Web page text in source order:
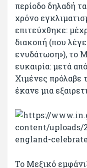
περίοδο δηλαδή
χρόνο
επιτεύχθηκε:
διακοπή (που
ενυδάτωση»), το
ευκαιρία: μετά
Χιμένες πρόλαβε
έκανε μια
Το Μεξικό